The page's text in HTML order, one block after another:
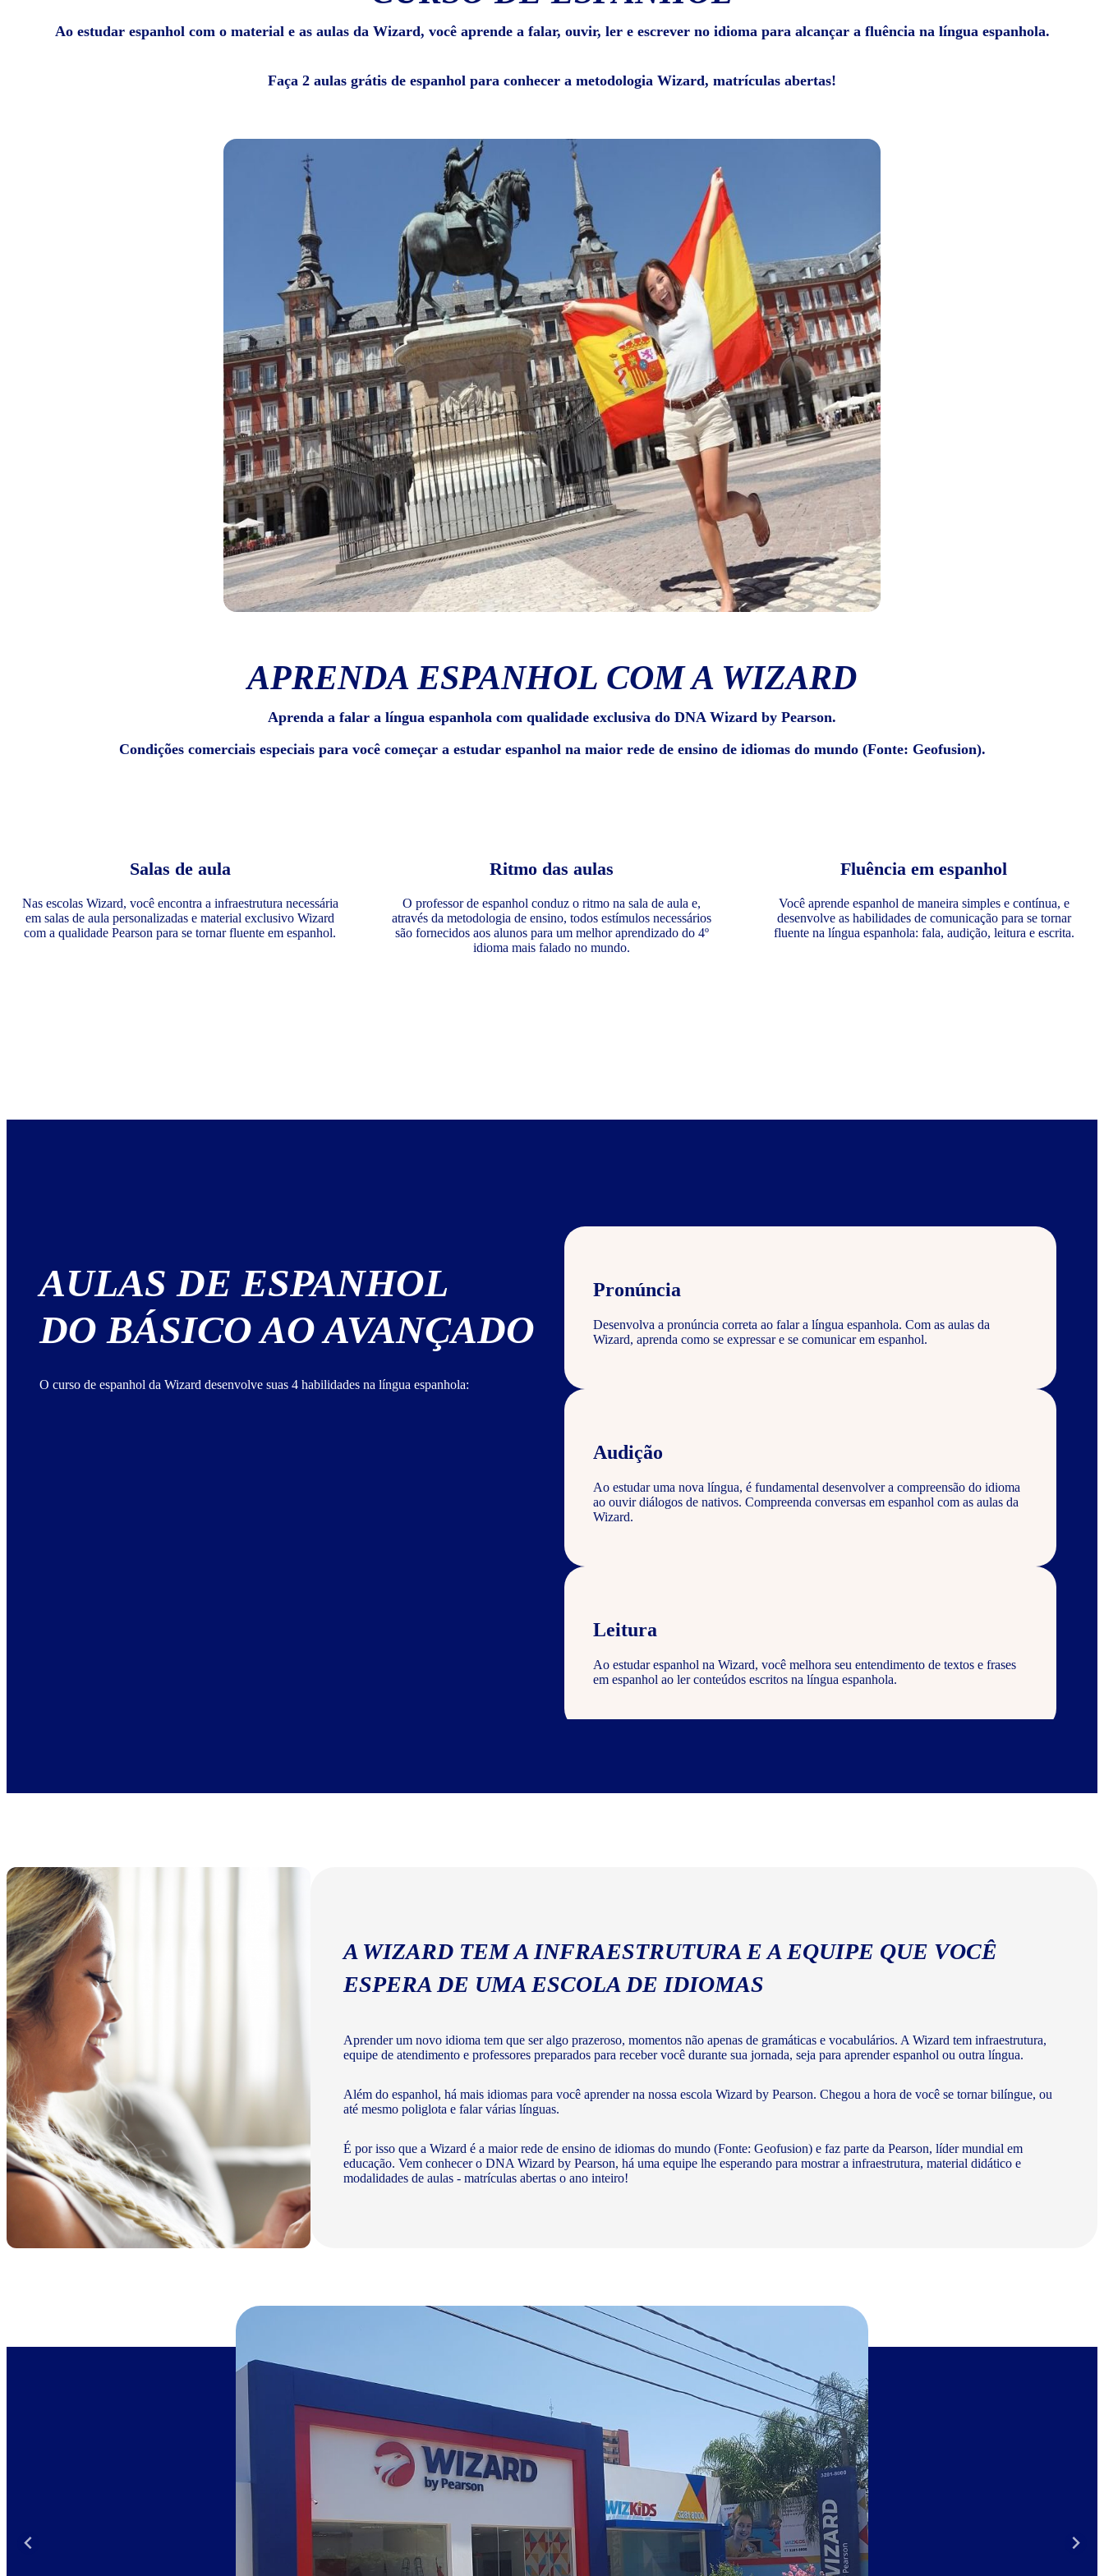
Ao estudar espanhol com o material e as aulas da Wizard, você aprende a falar, ouvir, ler e escrever no idioma para alcançar a fluência na língua espanhola.
Faça 2 aulas grátis de espanhol para conhecer a metodologia Wizard, matrículas abertas!
APRENDA ESPANHOL COM A WIZARD
Aprenda a falar a língua espanhola com qualidade exclusiva do DNA Wizard by Pearson.
Condições comerciais especiais para você começar a estudar espanhol na maior rede de ensino de idiomas do mundo (Fonte: Geofusion).
Salas de aula
Nas escolas Wizard, você encontra a infraestrutura necessária
em salas de aula personalizadas e material exclusivo Wizard
com a qualidade Pearson para se tornar fluente em espanhol.
Ritmo das aulas
O professor de espanhol conduz o ritmo na sala de aula e,
através da metodologia de ensino, todos estímulos necessários
são fornecidos aos alunos para um melhor aprendizado do 4º
idioma mais falado no mundo.
Fluência em espanhol
Você aprende espanhol de maneira simples e contínua, e
desenvolve as habilidades de comunicação para se tornar
fluente na língua espanhola: fala, audição, leitura e escrita.
AULAS DE ESPANHOL
DO BÁSICO AO AVANÇADO
O curso de espanhol da Wizard desenvolve suas 4 habilidades na língua espanhola:
Pronúncia
Desenvolva a pronúncia correta ao falar a língua espanhola. Com as aulas da
Wizard, aprenda como se expressar e se comunicar em espanhol.
Audição
Ao estudar uma nova língua, é fundamental desenvolver a compreensão do idioma
ao ouvir diálogos de nativos. Compreenda conversas em espanhol com as aulas da
Wizard.
Leitura
Ao estudar espanhol na Wizard, você melhora seu entendimento de textos e frases
em espanhol ao ler conteúdos escritos na língua espanhola.
Escrita
A WIZARD TEM A INFRAESTRUTURA E A EQUIPE QUE VOCÊ
ESPERA DE UMA ESCOLA DE IDIOMAS
Aprender um novo idioma tem que ser algo prazeroso, momentos não apenas de gramáticas e vocabulários. A Wizard tem infraestrutura,
equipe de atendimento e professores preparados para receber você durante sua jornada, seja para aprender espanhol ou outra língua.
Além do espanhol, há mais idiomas para você aprender na nossa escola Wizard by Pearson. Chegou a hora de você se tornar bilíngue, ou
até mesmo poliglota e falar várias línguas.
É por isso que a Wizard é a maior rede de ensino de idiomas do mundo (Fonte: Geofusion) e faz parte da Pearson, líder mundial em
educação. Vem conhecer o DNA Wizard by Pearson, há uma equipe lhe esperando para mostrar a infraestrutura, material didático e
modalidades de aulas - matrículas abertas o ano inteiro!